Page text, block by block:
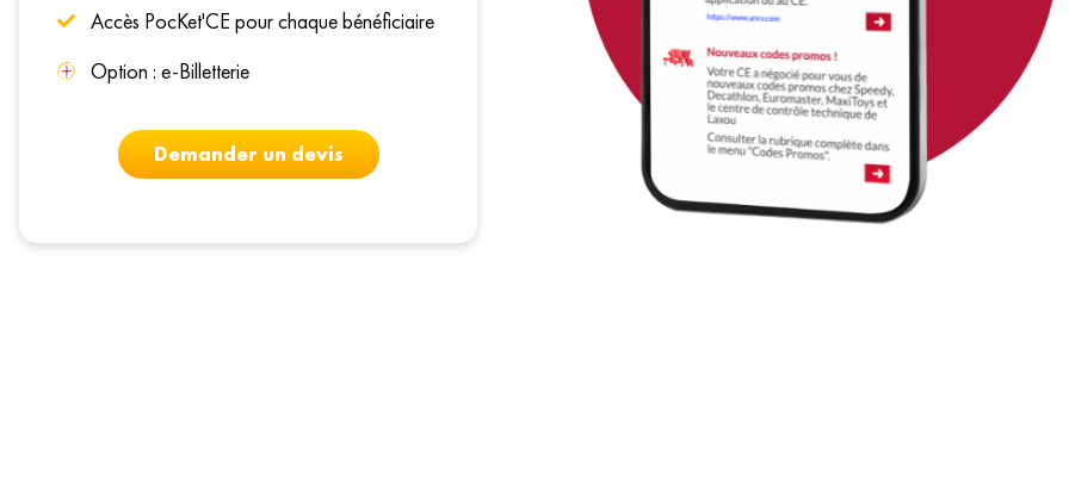
Accès PocKet'CE pour chaque bénéficiaire
Option : e-Billetterie
Demander un devis